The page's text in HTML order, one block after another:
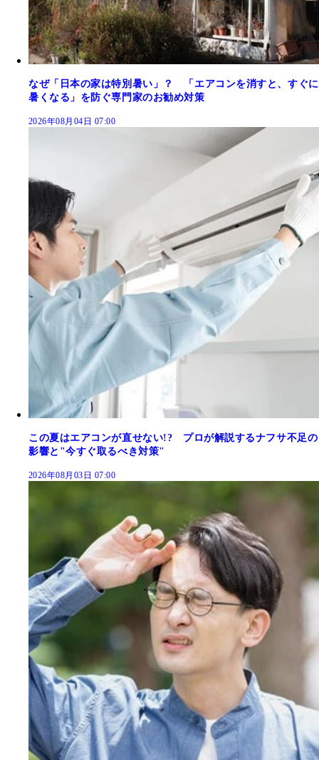
なぜ「日本の家は特別暑い」？ 「エアコンを消すと、すぐに
暑くなる」を防ぐ専門家のお勧め対策
2026年08月04日 07:00
この夏はエアコンが直せない!? プロが解説するナフサ不足の
影響と"今すぐ取るべき対策"
2026年08月03日 07:00